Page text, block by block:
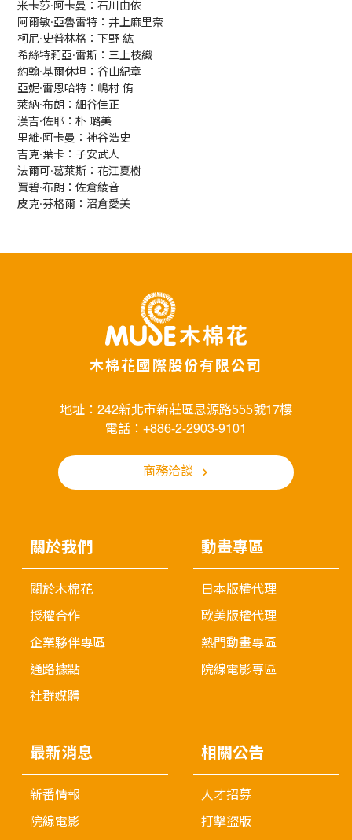
米卡莎·阿卡曼：石川由依
阿爾敏·亞魯雷特：井上麻里奈
柯尼·史普林格：下野 紘
希絲特莉亞·雷斯：三上枝織
約翰·基爾休坦：谷山紀章
亞妮·雷恩哈特：嶋村 侑
萊納·布朗：細谷佳正
漢吉·佐耶：朴 璐美
里維·阿卡曼：神谷浩史
吉克·葉卡：子安武人
法爾可·葛萊斯：花江夏樹
賈碧·布朗：佐倉綾音
皮克·芬格爾：沼倉愛美
木棉花國際股份有限公司
地址：242新北市新莊區思源路555號17樓
電話：+886-2-2903-9101
商務洽談
關於我們
關於木棉花
授權合作
企業夥伴專區
通路據點
社群媒體
動畫專區
日本版權代理
歐美版權代理
熱門動畫專區
院線電影專區
最新消息
新番情報
院線電影
相關公告
人才招募
打擊盜版